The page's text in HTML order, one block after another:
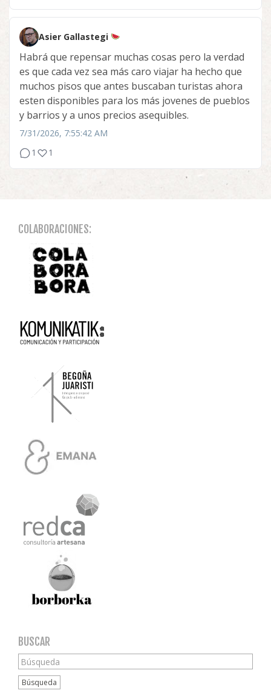
Asier Gallastegi
Habrá que repensar muchas cosas pero la verdad
es que cada vez sea más caro viajar ha hecho que
muchos pisos que antes buscaban turistas ahora
esten disponibles para los más jovenes de pueblos
y barrios y a unos precios asequibles.
7/31/2026, 7:55:42 AM
1
1
COLABORACIONES:
BUSCAR
Búsqueda